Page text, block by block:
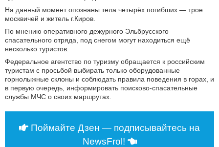
На данный момент опознаны тела четырёх погибших — трое
москвичей и житель г.Киров.
По мнению оперативного дежурного Эльбрусского
спасательного отряда, под снегом могут находиться ещё
несколько туристов.
Федеральное агентство по туризму обращается к российским
туристам с просьбой выбирать только оборудованные
горнолыжные склоны и соблюдать правила поведения в горах, и
в первую очередь, информировать поисково-спасательные
службы МЧС о своих маршрутах.
Поймайте Дзен — подписывайтесь на
NewsFrol!